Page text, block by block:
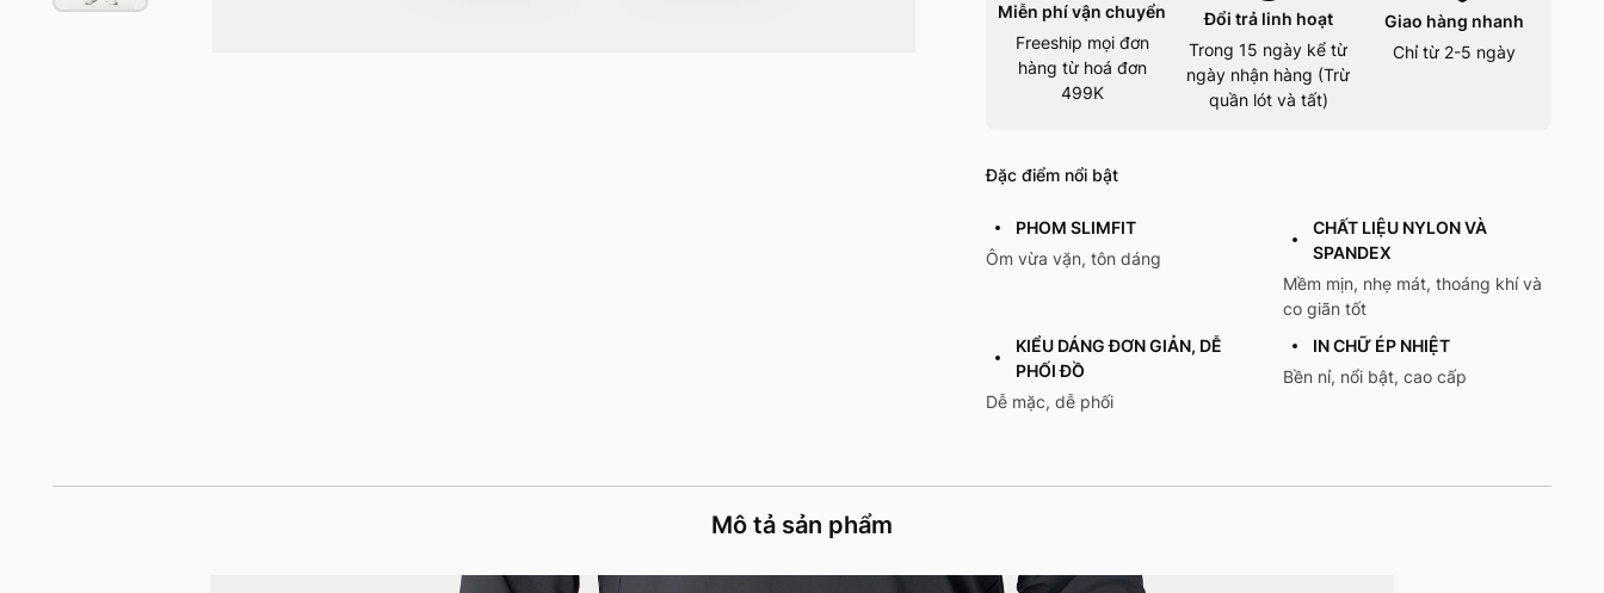
Miễn phí vận chuyển
Freeship mọi đơn
hàng từ hoá đơn
499K
Đổi trả linh hoạt
Trong 15 ngày kể từ
ngày nhận hàng (Trừ
quần lót và tất)
Giao hàng nhanh
Chỉ từ 2-5 ngày
Đặc điểm nổi bật
PHOM SLIMFIT
Ôm vừa vặn, tôn dáng
CHẤT LIỆU NYLON VÀ
SPANDEX
Mềm mịn, nhẹ mát, thoáng khí và
co giãn tốt
KIỂU DÁNG ĐƠN GIẢN, DỄ
PHỐI ĐỒ
Dễ mặc, dễ phối
IN CHỮ ÉP NHIỆT
Bền nỉ, nổi bật, cao cấp
Mô tả sản phẩm